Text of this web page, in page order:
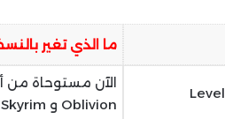
ما الذي تغير
الآن مستوحاة من
Oblivion و Skyrim